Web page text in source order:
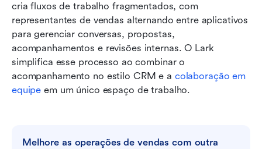
cria fluxos de trabalho fragmentados, com
representantes de vendas alternando entre aplicativos
para gerenciar conversas, propostas,
acompanhamentos e revisões internas. O Lark
simplifica esse processo ao combinar o
acompanhamento no estilo CRM e a colaboração em
equipe em um único espaço de trabalho.
Melhore as operações de vendas com outra